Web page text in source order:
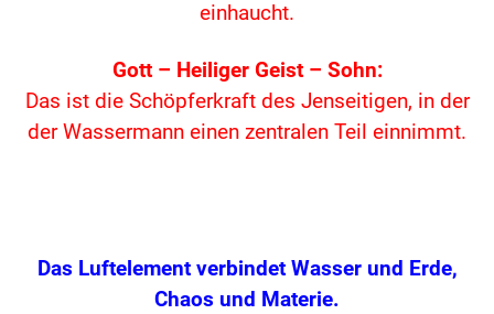
einhaucht.
Gott – Heiliger Geist – Sohn:
Das ist die Schöpferkraft des Jenseitigen, in der
der Wassermann einen zentralen Teil einnimmt.
Das Luftelement verbindet Wasser und Erde,
Chaos und Materie.